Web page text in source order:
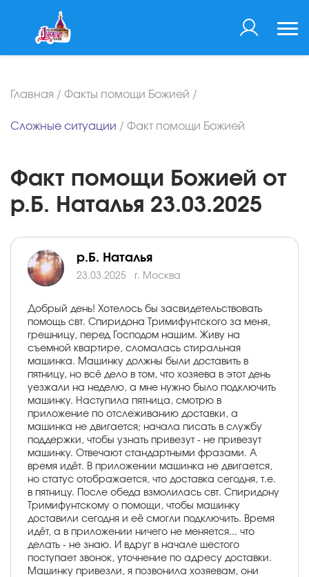
Главная / Факты помощи Божией /
Сложные ситуации / Факт помощи Божией
Факт помощи Божией от
р.Б. Наталья 23.03.2025
р.Б. Наталья
23.03.2025 г. Москва
Добрый день! Хотелось бы засвидетельствовать
помощь свт. Спиридона Тримифунтского за меня,
грешницу, перед Господом нашим. Живу на
съемной квартире, сломалась стиральная
машинка. Машинку должны были доставить в
пятницу, но всё дело в том, что хозяева в этот день
уезжали на неделю, а мне нужно было подключить
машинку. Наступила пятница, смотрю в
приложение по отслеживанию доставки, а
машинка не двигается; начала писать в службу
поддержки, чтобы узнать привезут - не привезут
машинку. Отвечают стандартными фразами. А
время идёт. В приложении машинка не двигается,
но статус отображается, что доставка сегодня, т.е.
в пятницу. После обеда взмолилась свт. Спиридону
Тримифунтскому о помощи, чтобы машинку
доставили сегодня и её смогли подключить. Время
идёт, а в приложении ничего не меняется... что
делать - не знаю. И вдруг в начале шестого
поступает звонок, уточнение по адресу доставки.
Машинку привезли, я позвонила хозяевам, они